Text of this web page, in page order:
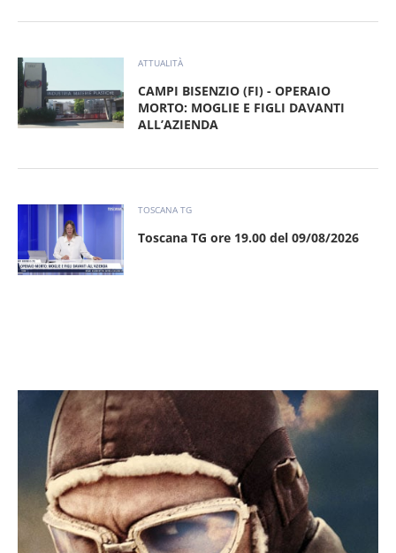
ATTUALITÀ
CAMPI BISENZIO (FI) - OPERAIO
MORTO: MOGLIE E FIGLI DAVANTI
ALL’AZIENDA
TOSCANA TG
Toscana TG ore 19.00 del 09/08/2026